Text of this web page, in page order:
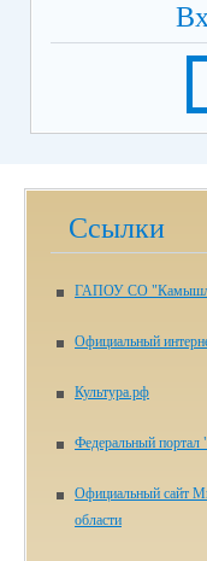
Ссылки
ГАПОУ СО
Официальный
Культура.рф
Федеральный портал
Официальный сайт
области